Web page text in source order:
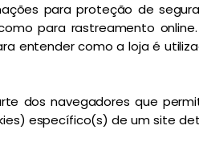
para proteção de
para rastreamento
entender como a loja é
dos navegadores que
específico(s) de um site